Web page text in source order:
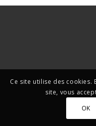
Ce site utilise des cookies.
site, vous
OK